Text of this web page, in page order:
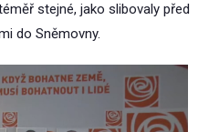
stejné, jako slibovaly před
do Sněmovny.